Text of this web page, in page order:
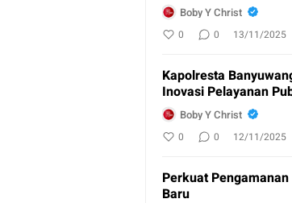
Boby Y Christ
0 0 13/11/2025
Kapolresta
Inovasi Pelayanan
Boby Y Christ
0 0 12/11/2025
Perkuat
Baru